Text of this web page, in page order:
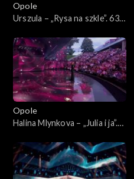
Opole
Urszula – „Rysa na szkle”. 63.
„Autobiografia. Jubileusz
Bogdana Olewicza”
Opole
Halina Mlynkova – „Julia i ja”.
„Autobiografia. Jubileusz
Bogdana Olewicza”